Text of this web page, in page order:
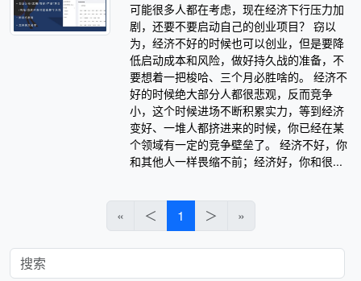
可能很多人都在考虑，现在经济下行压力加
剧，还要不要启动自己的创业项目？ 窃以
为，经济不好的时候也可以创业，但是要降
低启动成本和风险，做好持久战的准备，不
要想着一把梭哈、三个月必胜啥的。 经济不
好的时候绝大部分人都很悲观，反而竞争
小，这个时候进场不断积累实力，等到经济
变好、一堆人都挤进来的时候，你已经在某
个领域有一定的竞争壁垒了。 经济不好，你
和其他人一样畏缩不前；经济好，你和很...
« ＜ 1 ＞ »